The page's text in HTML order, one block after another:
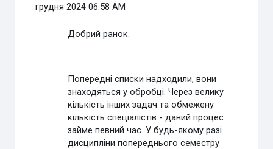
грудня 2024 06:58 AM
Добрий ранок.
Попередні списки надходили, вони
знаходяться у обробці. Через велику
кількість інших задач та обмежену
кількість спеціалістів - даний процес
займе певний час. У будь-якому разі
дисципліни попереднього семестру